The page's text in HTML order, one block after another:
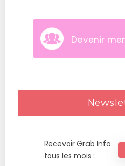
Devenir
Recevoir Grab Info
tous les mois :